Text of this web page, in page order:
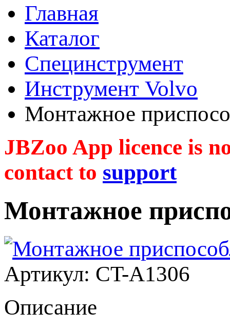
Главная
Каталог
Специнструмент
Инструмент Volvo
Монтажное
JBZoo App licence is
contact to support
Монтажное
Артикул: CT-A1306
Описание